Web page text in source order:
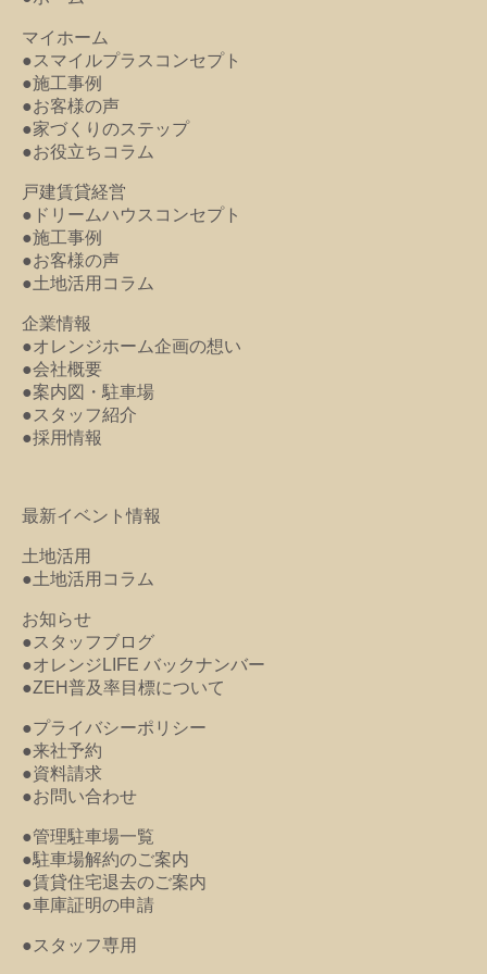
マイホーム
●スマイルプラスコンセプト
●施工事例
●お客様の声
●家づくりのステップ
●お役立ちコラム
戸建賃貸経営
●ドリームハウスコンセプト
●施工事例
●お客様の声
●土地活用コラム
企業情報
●オレンジホーム企画の想い
●会社概要
●案内図・駐車場
●スタッフ紹介
●採用情報
最新イベント情報
土地活用
●土地活用コラム
お知らせ
●スタッフブログ
●オレンジLIFE バックナンバー
●ZEH普及率目標について
●プライバシーポリシー
●来社予約
●資料請求
●お問い合わせ
●管理駐車場一覧
●駐車場解約のご案内
●賃貸住宅退去のご案内
●車庫証明の申請
●スタッフ専用